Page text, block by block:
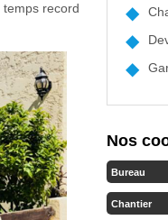
record
Nos
Bureau
Chantier